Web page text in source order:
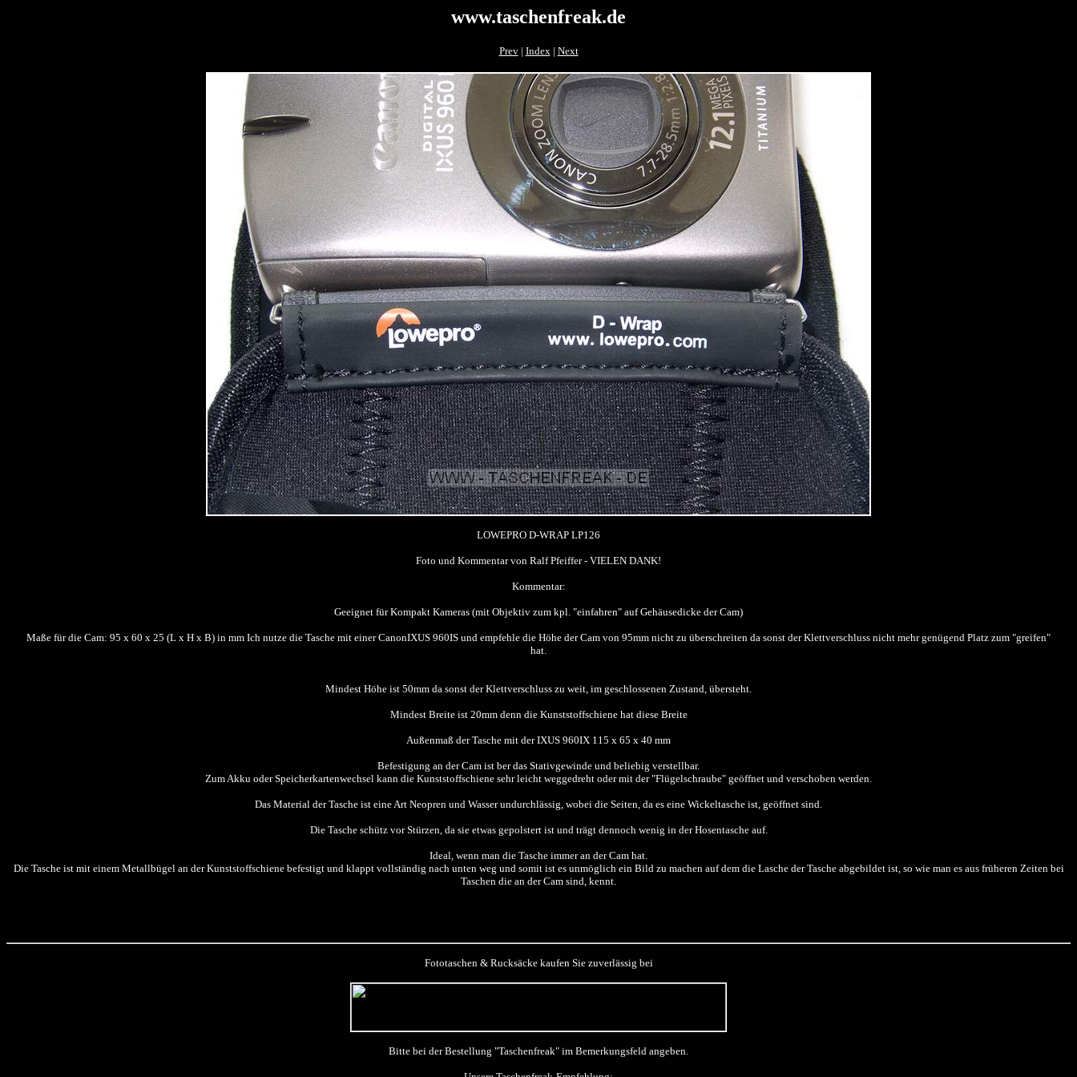
www.taschenfreak.de
Prev| Index| Next
LOWEPRO D-WRAP LP126
Foto und Kommentar von Ralf Pfeiffer - VIELEN DANK!
Kommentar:
Geeignet für Kompakt Kameras (mit Objektiv zum kpl. "einfahren" auf Gehäusedicke der Cam)
Maße für die Cam: 95 x 60 x 25 (L x H x B) in mm Ich nutze die Tasche mit einer CanonIXUS 960IS und empfehle die Höhe der Cam von 95mm nicht zu überschreiten da sonst der Klettverschluss nicht mehr genügend Platz zum "greifen"
hat.
Mindest Höhe ist 50mm da sonst der Klettverschluss zu weit, im geschlossenen Zustand, übersteht.
Mindest Breite ist 20mm denn die Kunststoffschiene hat diese Breite
Außenmaß der Tasche mit der IXUS 960IX 115 x 65 x 40 mm
Befestigung an der Cam ist ber das Stativgewinde und beliebig verstellbar.
Zum Akku oder Speicherkartenwechsel kann die Kunststoffschiene sehr leicht weggedreht oder mit der "Flügelschraube" geöffnet und verschoben werden.
Das Material der Tasche ist eine Art Neopren und Wasser undurchlässig, wobei die Seiten, da es eine Wickeltasche ist, geöffnet sind.
Die Tasche schütz vor Stürzen, da sie etwas gepolstert ist und trägt dennoch wenig in der Hosentasche auf.
Ideal, wenn man die Tasche immer an der Cam hat.
Die Tasche ist mit einem Metallbügel an der Kunststoffschiene befestigt und klappt vollständig nach unten weg und somit ist es unmöglich ein Bild zu machen auf dem die Lasche der Tasche abgebildet ist, so wie man es aus früheren Zeiten bei
Taschen die an der Cam sind, kennt.
Fototaschen & Rucksäcke kaufen Sie zuverlässig bei
Bitte bei der Bestellung "Taschenfreak" im Bemerkungsfeld angeben.